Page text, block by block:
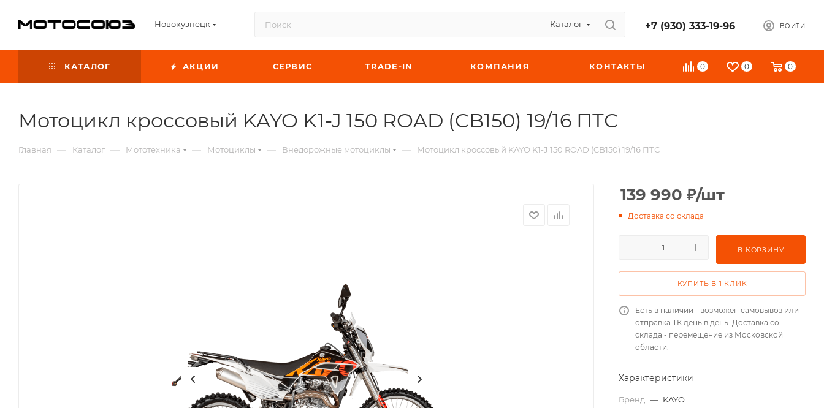
Новокузнецк Каталог +7 (930) 333-19-96 ВОЙТИ
0 0 0
КАТАЛОГ АКЦИИ СЕРВИС TRADE-IN КОМПАНИЯ КОНТАКТЫ
Мотоцикл кроссовый KAYO K1-J 150 ROAD (CB150) 19/16 ПТС
Главная — Каталог — Мототехника — Мотоциклы — Внедорожные мотоциклы — Мотоцикл кроссовый KAYO K1-J 150 ROAD (CB150) 19/16 ПТС
139 990 ₽/шт
Доставка со склада
В КОРЗИНУ
КУПИТЬ В 1 КЛИК
Есть в наличии - возможен самовывоз или
отправка ТК день в день. Доставка со
склада - перемещение из Московской
области.
Характеристики
Бренд — KAYO